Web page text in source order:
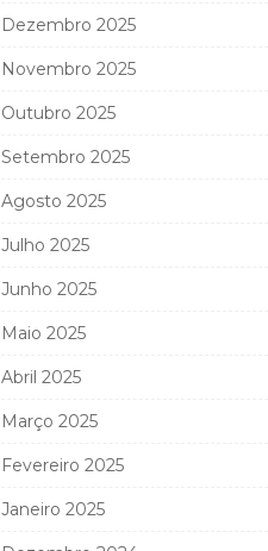
Dezembro 2025
Novembro 2025
Outubro 2025
Setembro 2025
Agosto 2025
Julho 2025
Junho 2025
Maio 2025
Abril 2025
Março 2025
Fevereiro 2025
Janeiro 2025